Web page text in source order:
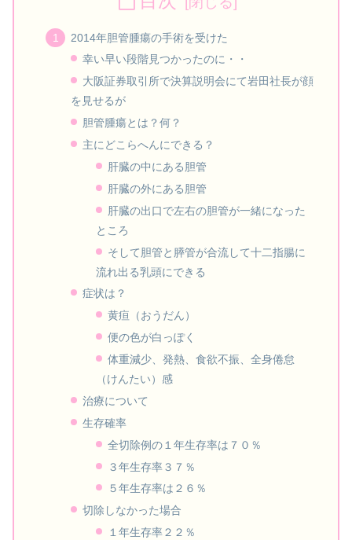
2014年胆管腫瘍の手術を受けた
幸い早い段階見つかったのに・・
大阪証券取引所で決算説明会にて岩田社長が顔
を見せるが
胆管腫瘍とは？何？
主にどこらへんにできる？
肝臓の中にある胆管
肝臓の外にある胆管
肝臓の出口で左右の胆管が一緒になった
ところ
そして胆管と膵管が合流して十二指腸に
流れ出る乳頭にできる
症状は？
黄疸（おうだん）
便の色が白っぽく
体重減少、発熱、食欲不振、全身倦怠
（けんたい）感
治療について
生存確率
全切除例の１年生存率は７０％
３年生存率３７％
５年生存率は２６％
切除しなかった場合
１年生存率２２％